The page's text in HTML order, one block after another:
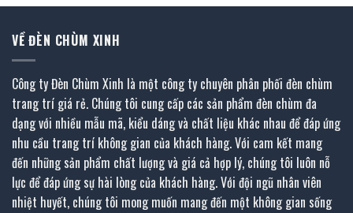
VỀ ĐÈN CHÙM XINH
Công ty Đèn Chùm Xinh là một công ty chuyên phân phối đèn chùm
trang trí giá rẻ. Chúng tôi cung cấp các sản phẩm đèn chùm đa
dạng với nhiều mẫu mã, kiểu dáng và chất liệu khác nhau để đáp ứng
nhu cầu trang trí không gian của khách hàng. Với cam kết mang
đến những sản phẩm chất lượng và giá cả hợp lý, chúng tôi luôn nỗ
lực để đáp ứng sự hài lòng của khách hàng. Với đội ngũ nhân viên
nhiệt huyết, chúng tôi mong muốn mang đến một không gian sống